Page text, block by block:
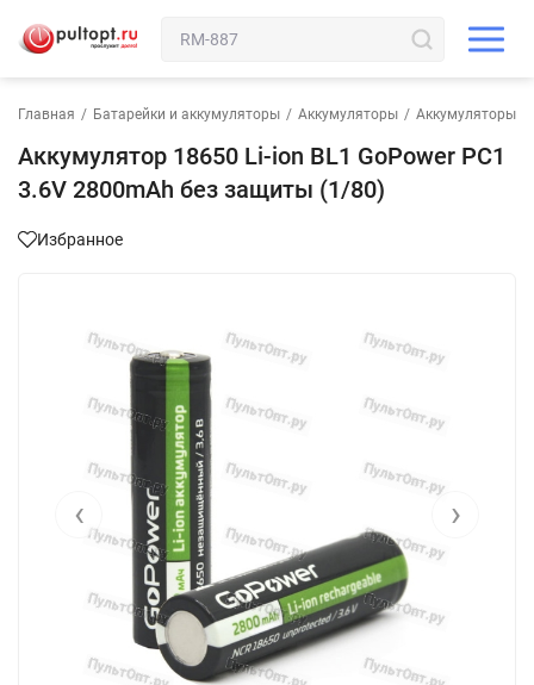
Главная / Батарейки и аккумуляторы / Аккумуляторы / Аккумуляторы
Аккумулятор 18650 Li-ion BL1 GoPower PC1
3.6V 2800mAh без защиты (1/80)
Избранное
‹ ›